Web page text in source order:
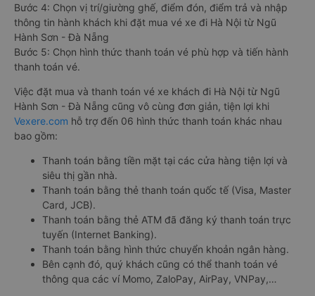
Bước 4: Chọn vị trí/giường ghế, điểm đón, điểm trả và nhập
thông tin hành khách khi đặt mua vé xe đi Hà Nội từ Ngũ
Hành Sơn - Đà Nẵng
Bước 5: Chọn hình thức thanh toán vé phù hợp và tiến hành
thanh toán vé.
Việc đặt mua và thanh toán vé xe khách đi Hà Nội từ Ngũ
Hành Sơn - Đà Nẵng cũng vô cùng đơn giản, tiện lợi khi
Vexere.com hỗ trợ đến 06 hình thức thanh toán khác nhau
bao gồm:
Thanh toán bằng tiền mặt tại các cửa hàng tiện lợi và
siêu thị gần nhà.
Thanh toán bằng thẻ thanh toán quốc tế (Visa, Master
Card, JCB).
Thanh toán bằng thẻ ATM đã đăng ký thanh toán trực
tuyến (Internet Banking).
Thanh toán bằng hình thức chuyển khoản ngân hàng.
Bên cạnh đó, quý khách cũng có thể thanh toán vé
thông qua các ví Momo, ZaloPay, AirPay, VNPay,…